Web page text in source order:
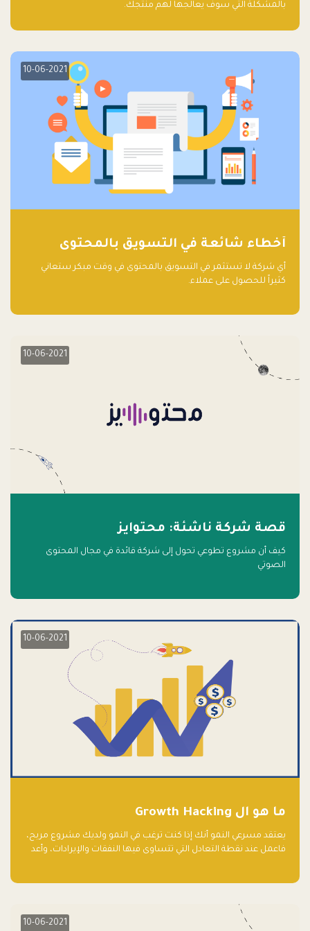
بالمشكلة التي سوف يعالجها لهم منتجك.
10-06-2021
أخطاء شائعة في التسويق بالمحتوى
أي شركة لا تستثمر في التسويق بالمحتوى في وقت مبكر ستعاني
كثيراً للحصول على عملاء.
10-06-2021
قصة شركة ناشئة: محتوايز
كيف أن مشروع تطوعي تحول إلى شركة قائدة في مجال المحتوى
الصوتي
10-06-2021
ما هو ال Growth Hacking
يعتقد مسرعي النمو أنك إذا كنت ترغب في النمو ولديك مشروع مربح،
فاعمل عند نقطة التعادل التي تتساوى فيها النفقات والإيرادات، وأعد
10-06-2021